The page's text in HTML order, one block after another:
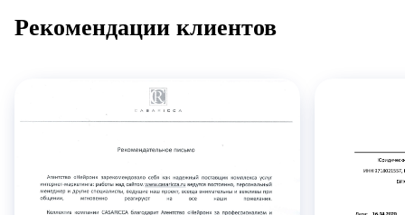
Рекомендации клиентов